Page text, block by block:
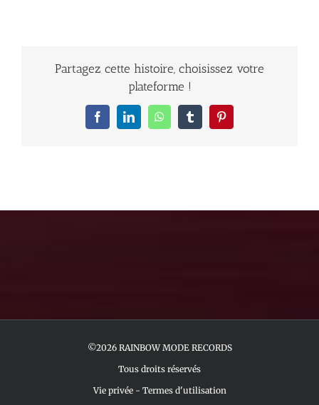
Partagez cette histoire, choisissez votre
plateforme !
FacebookLinkedInWhatsAppTumblrPinterest
©2026 RAINBOW MODE RECORDS
Tous droits réservés
Vie privée- Termes d'utilisation